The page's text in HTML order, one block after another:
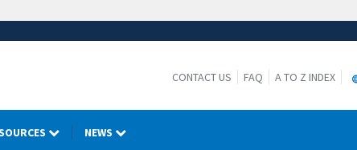
CONTACT US FAQ A TO Z INDEX
NEWS